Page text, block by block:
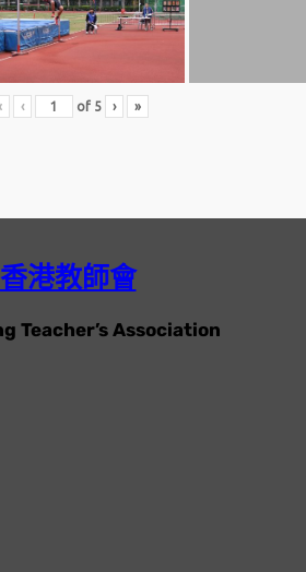
‹ of 5 › »
香港教師會
Teacher’s Association